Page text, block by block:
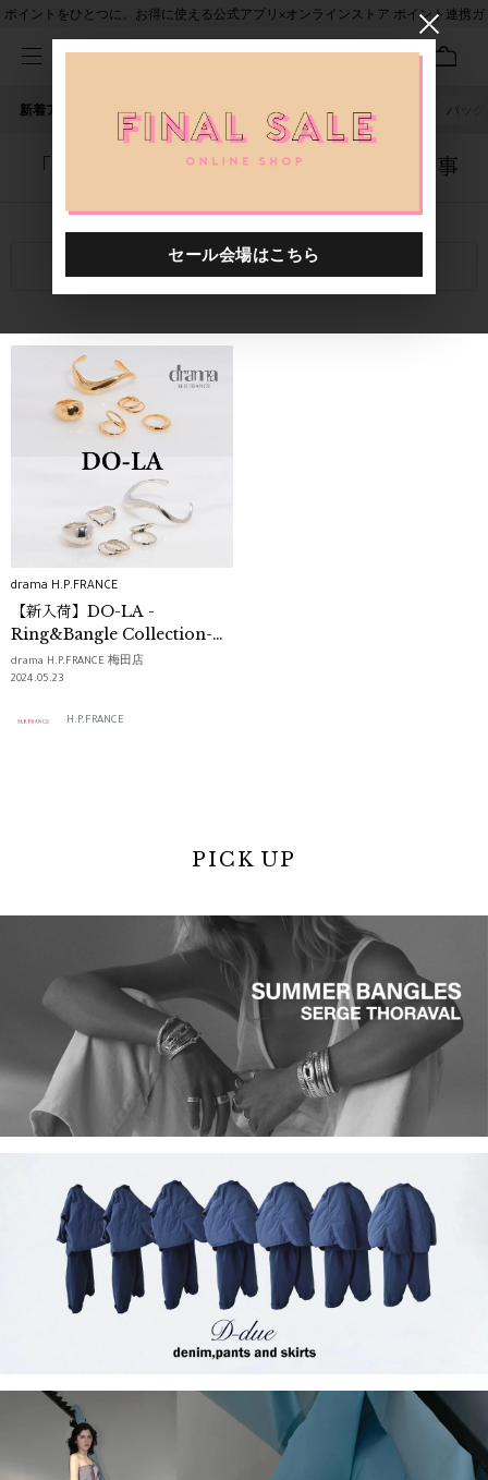
ポイントをひとつに。お得に使える公式アプリ×オンラインストア ポイント連携ガ
新着アイテム 人気ワード セール 40th限定 バッグ
「0012059.2323042.0001」に関する記事
関連キーワード
drama H.P.FRANCE
【新入荷】DO-LA -
Ring&Bangle Collection-｜
drama H.P.FRANCE
drama H.P.FRANCE 梅田店
2024.05.23
H.P.FRANCE
PICK UP